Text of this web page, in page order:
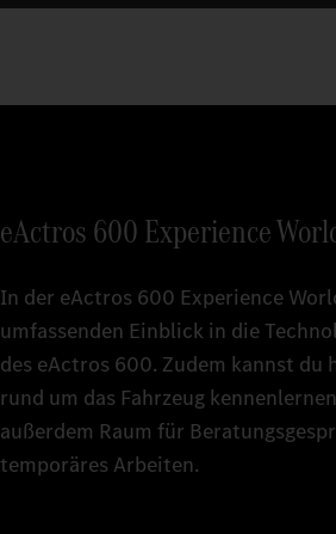
eActros 600 Experience
In der eActros 600 Experience
umfassenden Einblick in die
des eActros 600. Zudem kannst du
rund um das Fahrzeug
außerdem Raum für
temporäres Arbeiten.